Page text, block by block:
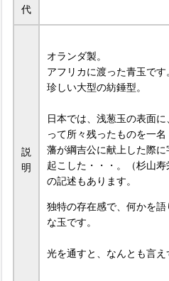
代
説
明
オランダ製。
アフリカに渡った青玉です
珍しい大型の紡錘型。
日本では、浅葱玉の表面
って所々残ったものを一
藩が綱吉公に献上した際
起こした・・・。（杉山
の記述もあります。
独特の存在感で、何かを
な玉です。
光を通すと、なんとも言え